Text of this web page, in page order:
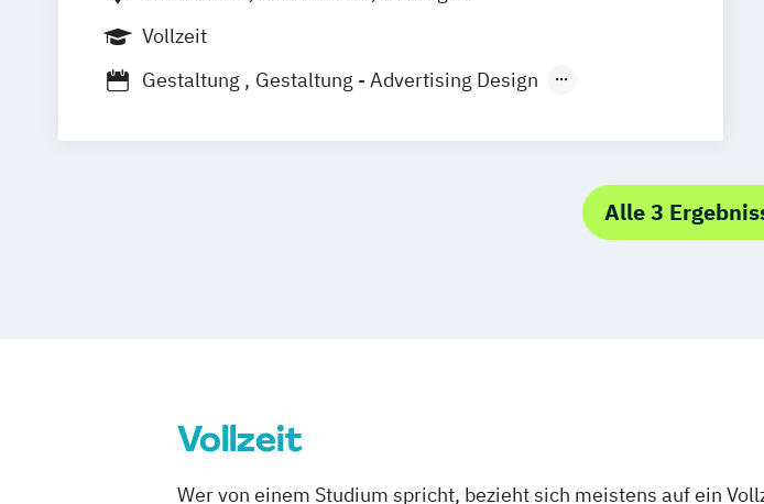
Vollzeit
Gestaltung
Gestaltung - Advertising Design
Gestaltung - Digitale Medien
Alle 3
Vollzeit
Wer von einem Studium spricht, bezieht sich meistens auf ein